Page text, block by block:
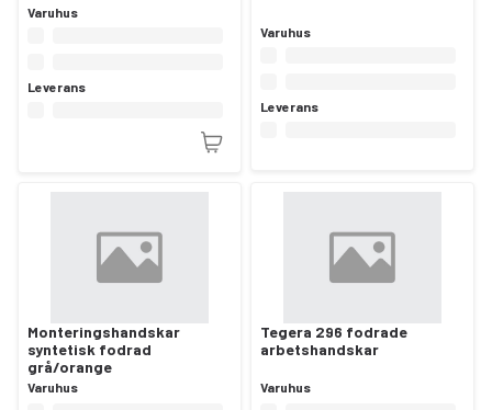
Varuhus
Leverans
Varuhus
Leverans
Monteringshandskar
syntetisk fodrad
grå/orange
Varuhus
Tegera 296 fodrade
arbetshandskar
Varuhus